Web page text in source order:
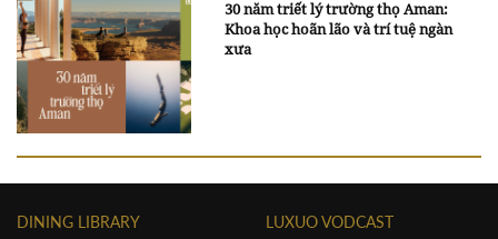
30 năm triết lý trường thọ Aman:
Khoa học hoãn lão và trí tuệ ngàn
xưa
DINING LIBRARY
LUXUO VODCAST